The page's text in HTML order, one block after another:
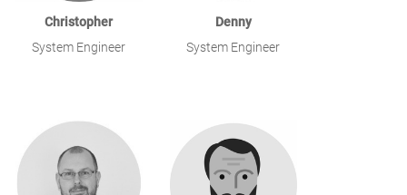
Christopher
System Engineer
Denny
System Engineer